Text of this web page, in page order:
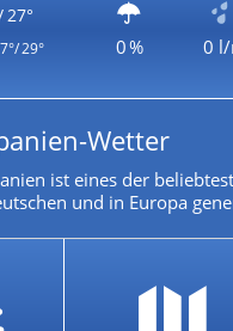
27°
29° 0 % 0 l/
Wetter
ist eines der
und in Europa